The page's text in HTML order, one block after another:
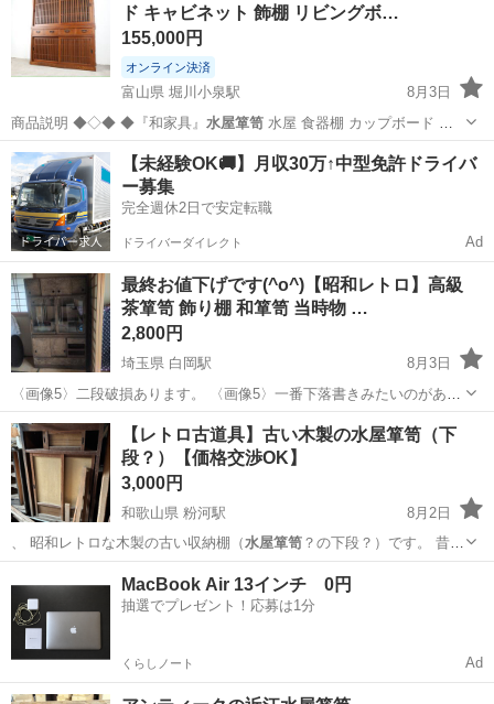
ド キャビネット 飾棚 リビングボ…
155,000円
オンライン決済
富山県 堀川小泉駅
8月3日
商品説明 ◆◇◆ ◆『和家具』 水屋箪笥水屋 食器棚 カップボード キ
ャビ…
富山 富山市 堀川小泉駅 収納家具
【未経験OK🚚】月収30万↑中型免許ドライバ
ー募集
完全週休2日で安定転職
ドライバーダイレクト Ad
最終お値下げです(^o^)【昭和レトロ】高級
茶箪笥 飾り棚 和箪笥 当時物 …
2,800円
埼玉県 白岡駅
8月3日
〈画像5〉二段破損あります。 〈画像5〉一番下落書きみたいのがあり
ますが引き出しを入れれば画像をみればわかるようにわかりません。
〈画像4〉引き出しが固く中々あきません。 それ以外は使用には問題
ありません。 約50年前の職人...
埼玉 白岡市 白岡駅 収納家具 茶箪笥
【レトロ古道具】古い木製の水屋箪笥（下
段？）【価格交渉OK】
3,000円
和歌山県 粉河駅
8月2日
、 昭和レトロな木製の古い収納棚（水屋箪笥？の下段？）です。 昔の
食器棚？で…
収納家具 水屋箪笥
MacBook Air 13インチ 0円
抽選でプレゼント！応募は1分
くらしノート Ad